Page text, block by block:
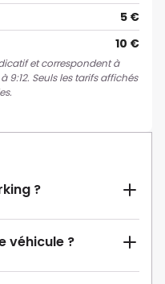
5 €
10 €
et correspondent à
9:12. Seuls les tarifs affichés
?
véhicule ?